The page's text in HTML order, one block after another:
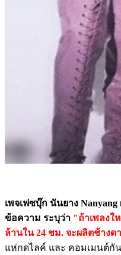
เพจเฟซบุ๊ก นันยาง
ข้อความ ระบุว่า "ถ้าเพลงใ
ล้านใน 24 ชม. จะผลิตช้าง
แห่กดไลค์ และ คอมเมนต์กัน